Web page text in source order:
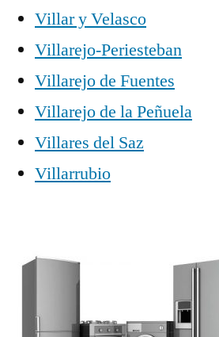
Villar y Velasco
Villarejo-Periesteban
Villarejo de Fuentes
Villarejo de la Peñuela
Villares del Saz
Villarrubio